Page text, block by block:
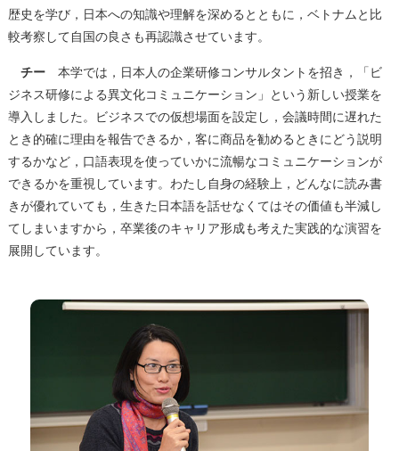
歴史を学び，日本への知識や理解を深めるとともに，ベトナムと比
較考察して自国の良さも再認識させています。
チー本学では，日本人の企業研修コンサルタントを招き，「ビ
ジネス研修による異文化コミュニケーション」という新しい授業を
導入しました。ビジネスでの仮想場面を設定し，会議時間に遅れた
とき的確に理由を報告できるか，客に商品を勧めるときにどう説明
するかなど，口語表現を使っていかに流暢なコミュニケーションが
できるかを重視しています。わたし自身の経験上，どんなに読み書
きが優れていても，生きた日本語を話せなくてはその価値も半減し
てしまいますから，卒業後のキャリア形成も考えた実践的な演習を
展開しています。